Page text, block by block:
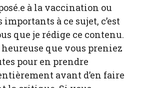
à la vaccination ou
importants à ce sujet, c’est
que je rédige ce contenu.
que vous preniez
pour en prendre
avant d’en faire